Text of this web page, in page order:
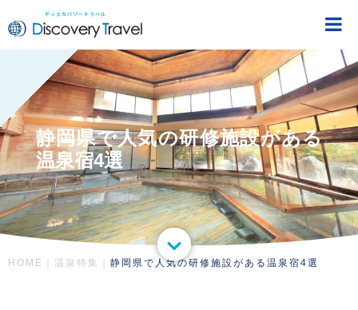
ディスカバリートラベル
DiscoveryTravel
静岡県で人気の研修施設がある
温泉宿4選
HOME 温泉特集 静岡県で人気の研修施設がある温泉宿4選